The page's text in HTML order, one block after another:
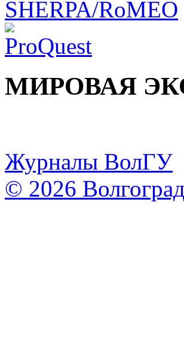
МИРОВАЯ
Журналы ВолГУ
© 2026